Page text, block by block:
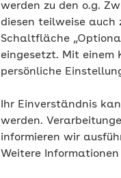
werden zu den o.g.
diesen teilweise auch
Schaltfläche
eingesetzt. Mit einem
persönliche
Ihr Einverständnis
werden.
informieren wir
Weitere